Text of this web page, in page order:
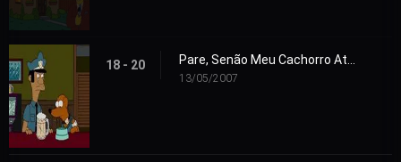
18 - 20
13/05/2007